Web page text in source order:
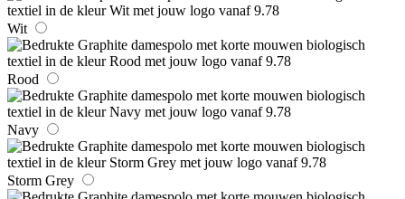
Wit
Rood
Navy
Storm Grey